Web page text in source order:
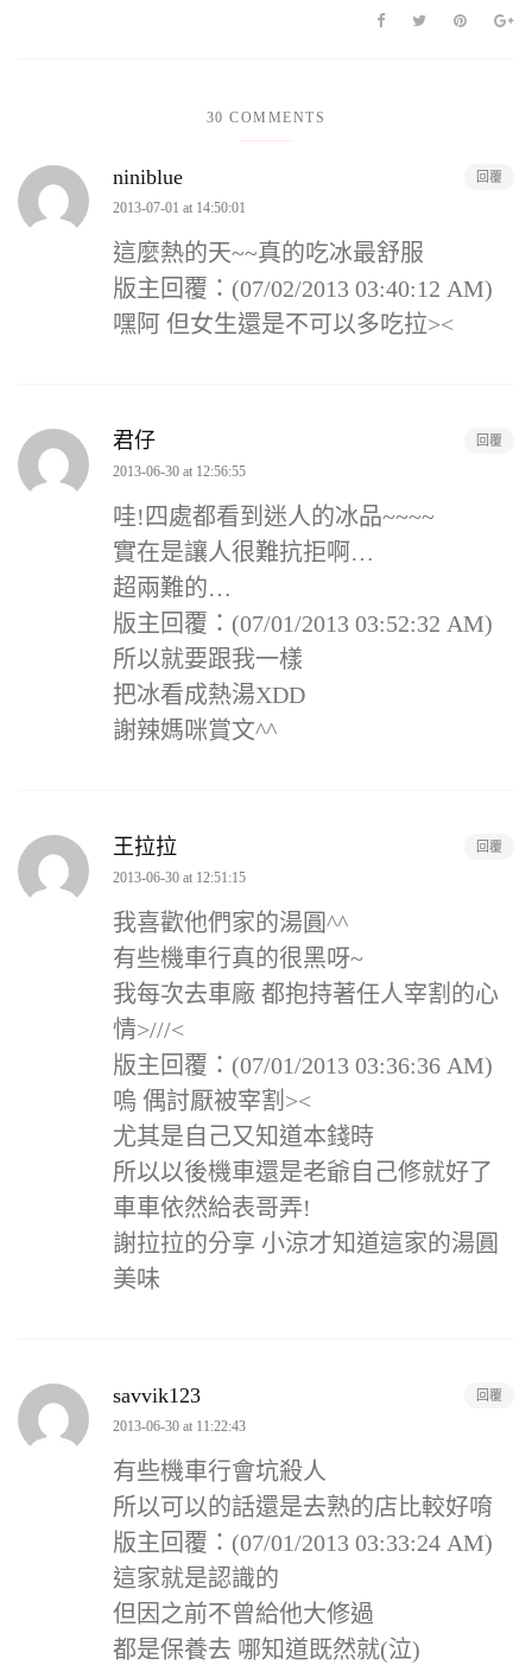
30 COMMENTS
niniblue
2013-07-01 at 14:50:01
這麼熱的天~~真的吃冰最舒服
版主回覆：(07/02/2013 03:40:12 AM)
嘿阿 但女生還是不可以多吃拉><
回覆
君仔
2013-06-30 at 12:56:55
哇!四處都看到迷人的冰品~~~~
實在是讓人很難抗拒啊…
超兩難的…
版主回覆：(07/01/2013 03:52:32 AM)
所以就要跟我一樣
把冰看成熱湯XDD
謝辣媽咪賞文^^
回覆
王拉拉
2013-06-30 at 12:51:15
我喜歡他們家的湯圓^^
有些機車行真的很黑呀~
我每次去車廠 都抱持著任人宰割的心
情>///<
版主回覆：(07/01/2013 03:36:36 AM)
嗚 偶討厭被宰割><
尤其是自己又知道本錢時
所以以後機車還是老爺自己修就好了
車車依然給表哥弄!
謝拉拉的分享 小涼才知道這家的湯圓
美味
回覆
savvik123
2013-06-30 at 11:22:43
有些機車行會坑殺人
所以可以的話還是去熟的店比較好唷
版主回覆：(07/01/2013 03:33:24 AM)
這家就是認識的
但因之前不曾給他大修過
都是保養去 哪知道既然就(泣)
回覆